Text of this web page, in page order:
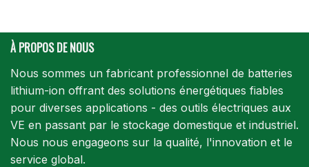
À PROPOS DE NOUS
Nous sommes un fabricant professionnel de batteries
lithium-ion offrant des solutions énergétiques fiables
pour diverses applications - des outils électriques aux
VE en passant par le stockage domestique et industriel.
Nous nous engageons sur la qualité, l'innovation et le
service global.